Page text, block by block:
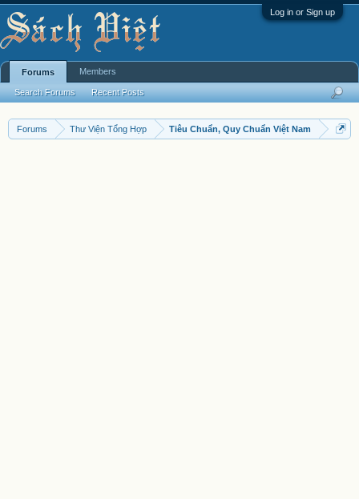
Log in or Sign up
Forums Thư Viện Tổng Hợp Tiêu Chuẩn, Quy Chuẩn Việt Nam
Forums
Search Forums Recent Posts
Members